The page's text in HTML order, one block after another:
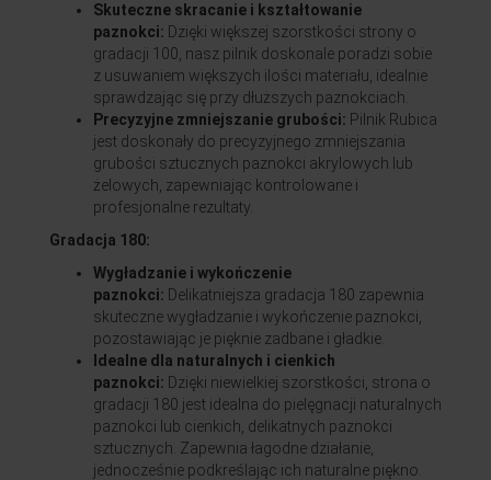
Skuteczne skracanie i kształtowanie
paznokci: Dzięki większej szorstkości strony o
gradacji 100, nasz pilnik doskonale poradzi sobie
z usuwaniem większych ilości materiału, idealnie
sprawdzając się przy dłuższych paznokciach.
Precyzyjne zmniejszanie grubości: Pilnik Rubica
jest doskonały do precyzyjnego zmniejszania
grubości sztucznych paznokci akrylowych lub
żelowych, zapewniając kontrolowane i
profesjonalne rezultaty.
Gradacja 180:
Wygładzanie i wykończenie
paznokci: Delikatniejsza gradacja 180 zapewnia
skuteczne wygładzanie i wykończenie paznokci,
pozostawiając je pięknie zadbane i gładkie.
Idealne dla naturalnych i cienkich
paznokci: Dzięki niewielkiej szorstkości, strona o
gradacji 180 jest idealna do pielęgnacji naturalnych
paznokci lub cienkich, delikatnych paznokci
sztucznych. Zapewnia łagodne działanie,
jednocześnie podkreślając ich naturalne piękno.